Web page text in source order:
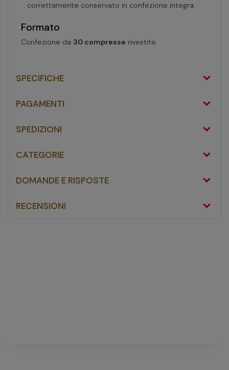
correttamente conservato in confezione integra.
Formato
Confezione da 30 compresse rivestite.
SPECIFICHE
PAGAMENTI
SPEDIZIONI
CATEGORIE
DOMANDE E RISPOSTE
RECENSIONI